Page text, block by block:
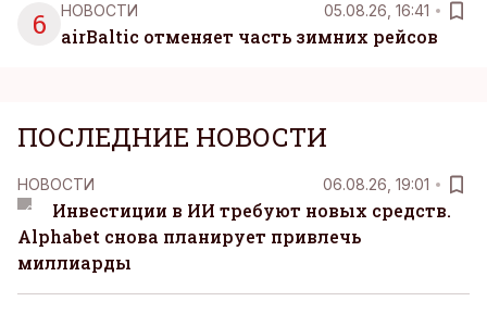
6 НОВОСТИ 05.08.26, 16:41
airBaltic отменяет часть зимних рейсов
ПОСЛЕДНИЕ НОВОСТИ
НОВОСТИ 06.08.26, 19:01
Инвестиции в ИИ требуют новых средств.
Alphabet снова планирует привлечь
миллиарды